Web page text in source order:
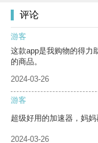
评论
游客
这款app是我购物的得力
的商品。
2024-03-26
游客
超级好用的加速器，妈
2024-03-26